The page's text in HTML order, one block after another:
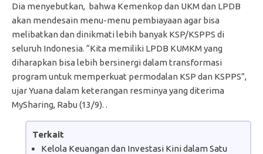
Dia menyebutkan, bahwa Kemenkop dan UKM dan LPDB
akan mendesain menu-menu pembiayaan agar bisa
melibatkan dan dinikmati lebih banyak KSP/KSPPS di
seluruh Indonesia. “Kita memiliki LPDB KUMKM yang
diharapkan bisa lebih bersinergi dalam transformasi
program untuk memperkuat permodalan KSP dan KSPPS”,
ujar Yuana dalam keterangan resminya yang diterima
MySharing, Rabu (13/9). .
Terkait
Kelola Keuangan dan Investasi Kini dalam Satu